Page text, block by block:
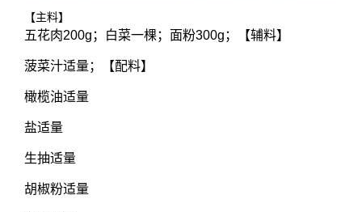
【主料】
五花肉200g；白菜一棵；面粉300g；【辅料】
菠菜汁适量；【配料】
橄榄油适量
盐适量
生抽适量
胡椒粉适量